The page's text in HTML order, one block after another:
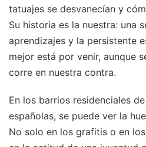
tatuajes se desvanecían y
Su historia es la nuestra: una
aprendizajes y la persistente
mejor está por venir, aunque
corre en nuestra contra.
En los barrios residenciales
españolas, se puede ver la
No solo en los grafitis o en